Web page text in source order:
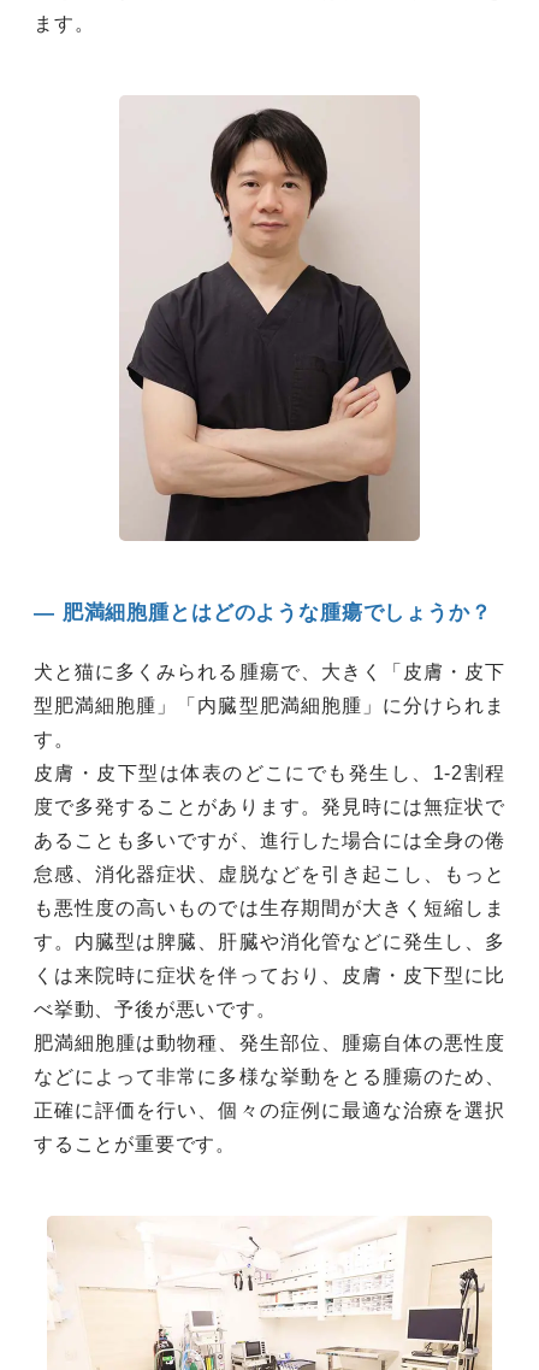
ます。
― 肥満細胞腫とはどのような腫瘍でしょうか？
犬と猫に多くみられる腫瘍で、大きく「皮膚・皮下
型肥満細胞腫」「内臓型肥満細胞腫」に分けられま
す。
皮膚・皮下型は体表のどこにでも発生し、1-2割程
度で多発することがあります。発見時には無症状で
あることも多いですが、進行した場合には全身の倦
怠感、消化器症状、虚脱などを引き起こし、もっと
も悪性度の高いものでは生存期間が大きく短縮しま
す。内臓型は脾臓、肝臓や消化管などに発生し、多
くは来院時に症状を伴っており、皮膚・皮下型に比
べ挙動、予後が悪いです。
肥満細胞腫は動物種、発生部位、腫瘍自体の悪性度
などによって非常に多様な挙動をとる腫瘍のため、
正確に評価を行い、個々の症例に最適な治療を選択
することが重要です。